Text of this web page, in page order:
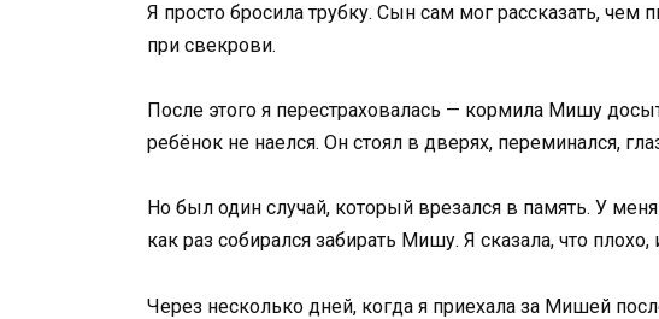
Я просто бросила трубку. Сын сам мог рассказать, чем
при свекрови.
После этого я перестраховалась — кормила Мишу
ребёнок не наелся. Он стоял в дверях, переминался,
Но был один случай, который врезался в память. У
как раз собирался забирать Мишу. Я сказала, что
Через несколько дней, когда я приехала за Мишей